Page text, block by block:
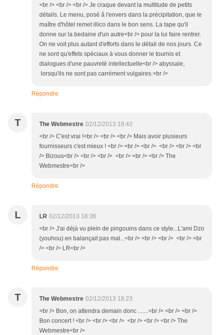
<br /> <br /> <br /> Je craque devant la multitude de petits
détails. Le menu, posé â l'envers dans la précipitation, que le
maître d'hôtel remet illico dans le bon sens. La tape qu'il
donne sur la bedaine d'un autre<br /> pour la lui faire rentrer.
On ne voit plus autant d'efforts dans le détail de nos jours. Ce
ne sont qu'effets spéciaux à vous donner le tournis et
dialogues d'une pauvreté intellectuelle<br /> abyssale,
lorsqu'ils ne sont pas carrément vulgaires.<br />
Répondre
T The Webmestre 02/12/2013 18:42
<br /> C'est vrai !<br /> <br /> <br /> Mais avoir plusieurs
fournisseurs c'est mieux ! <br /> <br /> <br /> <br /> <br /> <br
/> Bizous<br /> <br /> <br /> <br /> <br /> <br /> The
Webmestre<br />
Répondre
L LR 02/12/2013 18:36
<br /> J'ai déjà vu plein de pingouins dans ce style...L'ami Dzo
(youhou) en balançait pas mal...<br /> <br /> <br /> <br /> <br
/> <br /> LR<br />
Répondre
T The Webmestre 02/12/2013 18:23
<br /> Bon, on attendra demain donc .......<br /> <br /> <br />
Bon concert ! <br /> <br /> <br /> <br /> <br /> <br /> The
Webmestre<br />